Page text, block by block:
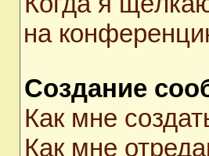
на
Создание
Как мне
Как мне